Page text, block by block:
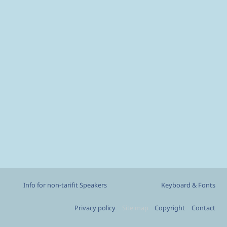
Custom footer Keyboard & Fonts
Info for non-tarifit Speakers
Footer
Contact
Copyright
Site map
Privacy policy